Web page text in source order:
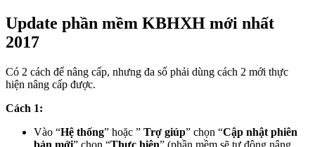
Update phần mềm KBHXH mới nhất
2017
Có 2 cách để nâng cấp, nhưng đa số phải dùng cách 2 mới thực
hiện nâng cấp được.
Cách 1:
Vào “Hệ thống” hoặc ” Trợ giúp” chọn “Cập nhật phiên
bản mới” chọn “Thực hiện” (phần mềm sẽ tự động nâng